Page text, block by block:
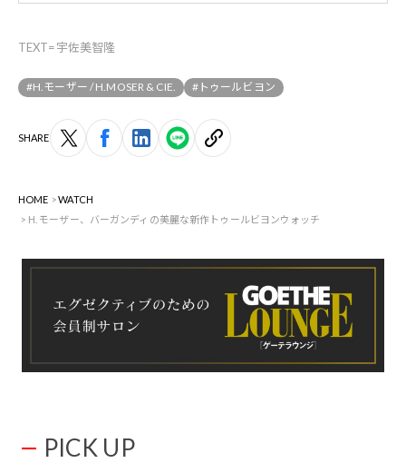
TEXT=宇佐美智隆
#H.モーザー / H.MOSER & CIE. #トゥールビヨン
SHARE
HOME
WATCH
H. モーザー、バーガンディの美麗な新作トゥールビヨンウォッチ
PICK UP